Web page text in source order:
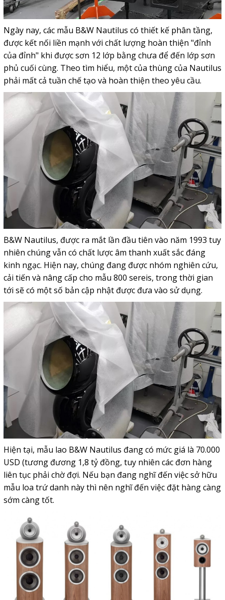
Ngày nay, các mẫu B&W Nautilus có thiết kế phân tầng,
được kết nối liền mạnh với chất lượng hoàn thiện "đỉnh
của đỉnh" khi được sơn 12 lớp bằng chưa để đến lớp sơn
phủ cuối cùng. Theo tìm hiểu, một của thùng của Nautilus
phải mất cả tuần chế tạo và hoàn thiện theo yêu cầu.
B&W Nautilus, được ra mắt lần đầu tiên vào năm 1993 tuy
nhiên chúng vẫn có chất lược âm thanh xuất sắc đáng
kinh ngạc. Hiện nay, chúng đang được nhóm nghiên cứu,
cải tiến và nâng cấp cho mẫu 800 sereis, trong thời gian
tới sẽ có một số bản cập nhật được đưa vào sử dụng.
Hiện tại, mẫu lao B&W Nautilus đang có mức giá là 70.000
USD (tương đương 1,8 tỷ đồng, tuy nhiên các đơn hàng
liên tục phải chờ đợi. Nếu bạn đang nghĩ đến việc sở hữu
mẫu loa trứ danh này thì nên nghĩ đến việc đặt hàng càng
sớm càng tốt.